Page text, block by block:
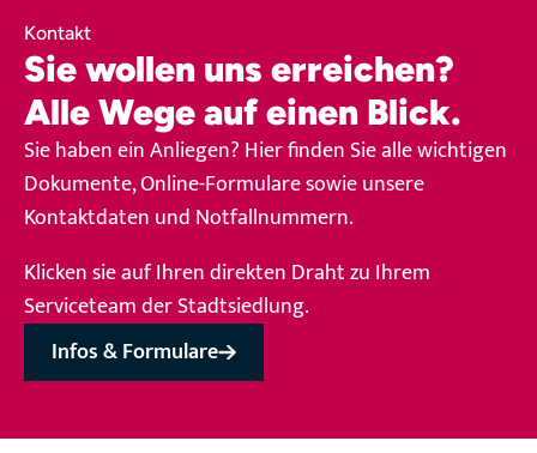
Kontakt
Sie wollen uns erreichen?
Alle Wege auf einen Blick.
Sie haben ein Anliegen? Hier finden Sie alle wichtigen
Dokumente, Online-Formulare sowie unsere
Kontaktdaten und Notfallnummern.
Klicken sie auf Ihren direkten Draht zu Ihrem
Serviceteam der Stadtsiedlung.
Infos & Formulare